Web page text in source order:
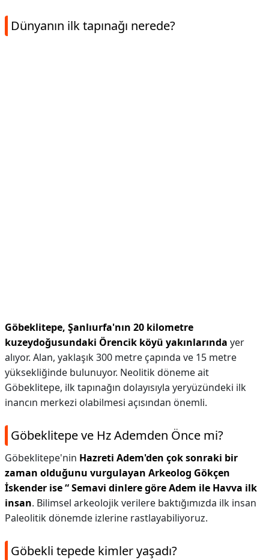
Dünyanın ilk tapınağı nerede?
Göbeklitepe, Şanlıurfa'nın 20 kilometre
kuzeydoğusundaki Örencik köyü yakınlarında yer
alıyor. Alan, yaklaşık 300 metre çapında ve 15 metre
yüksekliğinde bulunuyor. Neolitik döneme ait
Göbeklitepe, ilk tapınağın dolayısıyla yeryüzündeki ilk
inancın merkezi olabilmesi açısından önemli.
Göbeklitepe ve Hz Ademden Önce mi?
Göbeklitepe'nin Hazreti Adem'den çok sonraki bir
zaman olduğunu vurgulayan Arkeolog Gökçen
İskender ise “ Semavi dinlere göre Adem ile Havva ilk
insan. Bilimsel arkeolojik verilere baktığımızda ilk insan
Paleolitik dönemde izlerine rastlayabiliyoruz.
Göbekli tepede kimler yaşadı?